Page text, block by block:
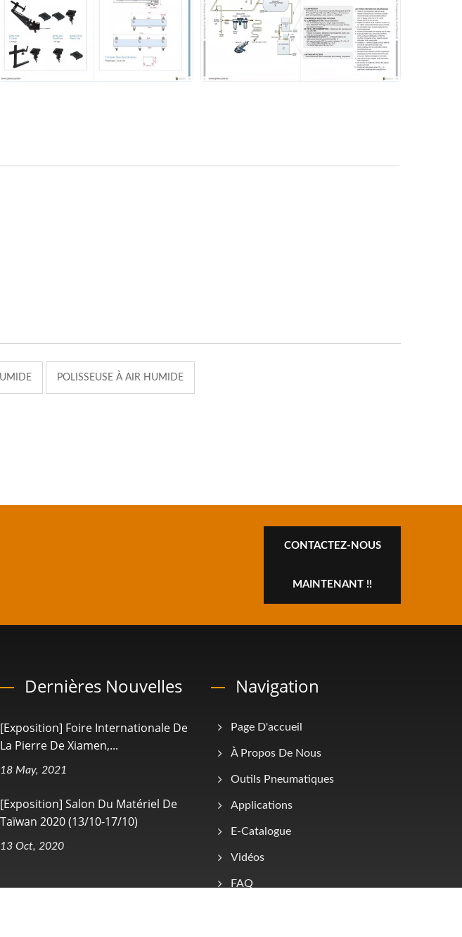
POLISSEUSE À AIR HUMIDE
CONTACTEZ-NOUS
MAINTENANT !!
Dernières Nouvelles
[Exposition] Foire Internationale De
La Pierre De Xiamen,...
18 May, 2021
[Exposition] Salon Du Matériel De
Taïwan 2020 (13/10-17/10)
13 Oct, 2020
Navigation
Page D'accueil
À Propos De Nous
Outils Pneumatiques
Applications
E-Catalogue
Vidéos
FAQ